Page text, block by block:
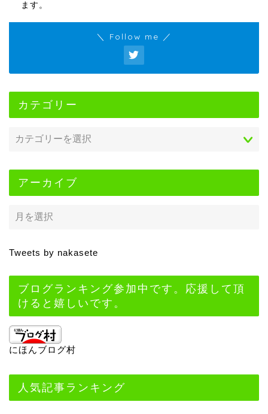
ます。
＼ Follow me ／
カテゴリー
アーカイブ
Tweets by nakasete
ブログランキング参加中です。応援して頂
けると嬉しいです。
にほんブログ村
人気記事ランキング